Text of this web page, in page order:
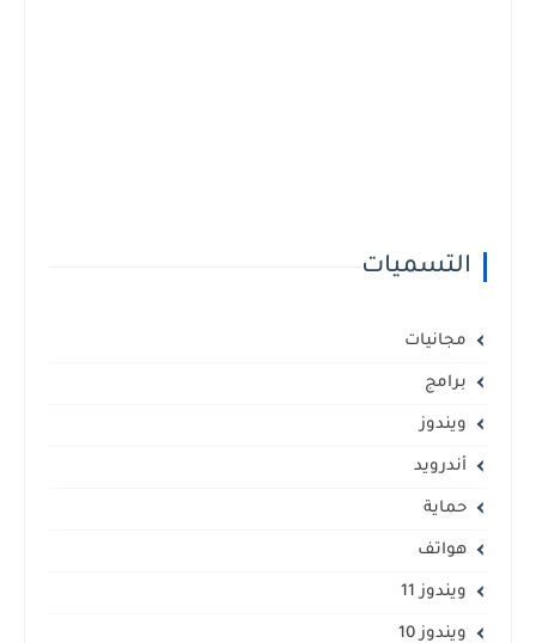
التسميات
مجانيات
برامج
ويندوز
أندرويد
حماية
هواتف
ويندوز 11
ويندوز 10